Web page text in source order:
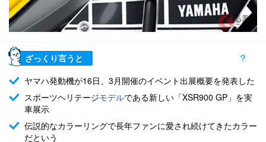
ざっくり言うと
ヤマハ発動機が16日、3月開催のイベント出展概要を発表した
スポーツヘリテージモデルである新しい「XSR900 GP」を実
車展示
伝説的なカラーリングで長年ファンに愛され続けてきたカラー
だという